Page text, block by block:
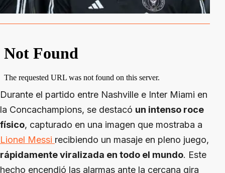
Durante el partido entre Nashville e Inter Miami en
la Concachampions, se destacó un intenso roce
físico, capturado en una imagen que mostraba a
Lionel Messi recibiendo un masaje en pleno juego,
rápidamente viralizada en todo el mundo. Este
hecho encendió las alarmas ante la cercana gira